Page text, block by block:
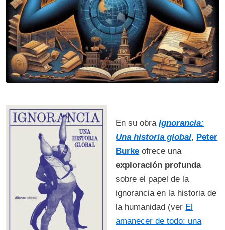
En su obraIgnorancia:
Una historia global, Peter
Burke ofrece una
exploración profunda
sobre el papel de la
ignorancia en la historia de
la humanidad (ver El
amanecer de todo: una